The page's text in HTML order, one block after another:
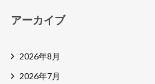
アーカイブ
2026年8月
2026年7月